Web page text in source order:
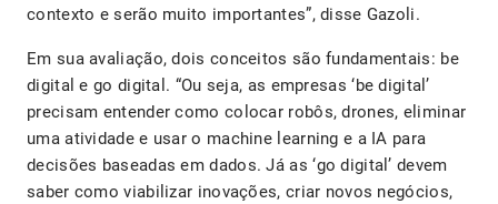
contexto e serão muito importantes”, disse Gazoli.
Em sua avaliação, dois conceitos são fundamentais: be
digital e go digital. “Ou seja, as empresas ‘be digital’
precisam entender como colocar robôs, drones, eliminar
uma atividade e usar o machine learning e a IA para
decisões baseadas em dados. Já as ‘go digital’ devem
saber como viabilizar inovações, criar novos negócios,